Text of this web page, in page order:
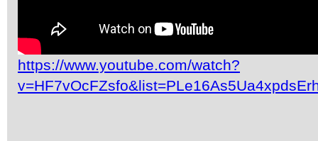
https://www.youtube.com/watch?